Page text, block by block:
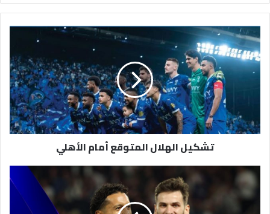
تشكيل
الهلال
المتوقع
أمام
تشكيل الهلال المتوقع أمام الأهلي
Champions
League
Highlights: